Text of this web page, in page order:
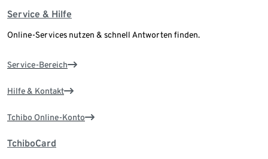
Service & Hilfe
Online-Services nutzen & schnell Antworten finden.
Service-Bereich
Hilfe & Kontakt
Tchibo Online-Konto
TchiboCard